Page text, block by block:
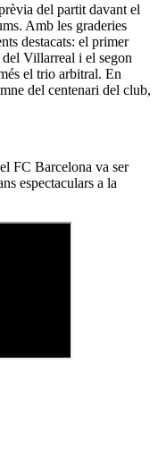
del partit davant el
Amb les graderies
destacats: el primer
Villarreal i el segon
el trio arbitral. En
del centenari del club,
FC Barcelona va ser
espectaculars a la